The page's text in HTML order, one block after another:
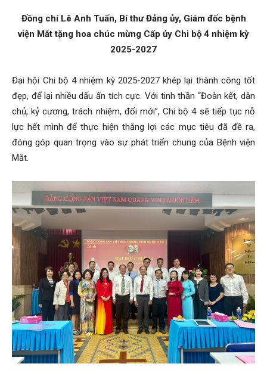
Đồng chí Lê Anh Tuấn, Bí thư Đảng ủy, Giám đốc bệnh
viện Mắt tặng hoa chúc mừng Cấp ủy Chi bộ 4 nhiệm kỳ
2025-2027
Đại hội Chi bộ 4 nhiệm kỳ 2025-2027 khép lại thành công tốt
đẹp, để lại nhiều dấu ấn tích cực. Với tinh thần “Đoàn kết, dân
chủ, kỷ cương, trách nhiệm, đổi mới”, Chi bộ 4 sẽ tiếp tục nỗ
lực hết mình để thực hiện thắng lợi các mục tiêu đã đề ra,
đóng góp quan trọng vào sự phát triển chung của Bệnh viện
Mắt.